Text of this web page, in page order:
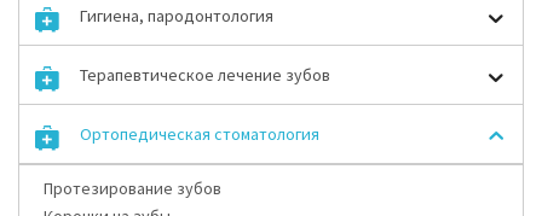
Гигиена, пародонтология
Терапевтическое лечение зубов
Ортопедическая стоматология
Протезирование зубов